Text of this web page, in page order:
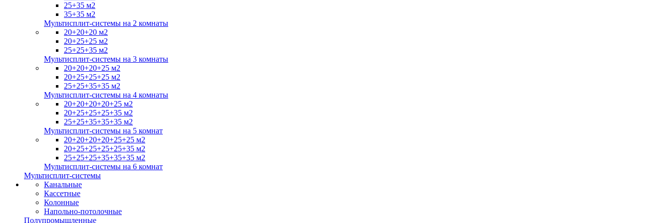
25+35 м2
35+35 м2
Мультисплит-системы на 2 комнаты
20+20+20 м2
20+25+25 м2
25+25+35 м2
Мультисплит-системы на 3 комнаты
20+20+20+25 м2
20+25+25+25 м2
25+25+35+35 м2
Мультисплит-системы на 4 комнаты
20+20+20+20+25 м2
20+25+25+25+35 м2
25+25+35+35+35 м2
Мультисплит-системы на 5 комнат
20+20+20+20+25+25 м2
20+25+25+25+25+35 м2
25+25+25+35+35+35 м2
Мультисплит-системы на 6 комнат
Мультисплит-системы
Канальные
Кассетные
Колонные
Напольно-потолочные
Полупромышленные